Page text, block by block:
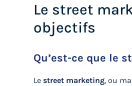
Le street
objectifs
Qu’est-ce que le
Le street marketing, ou